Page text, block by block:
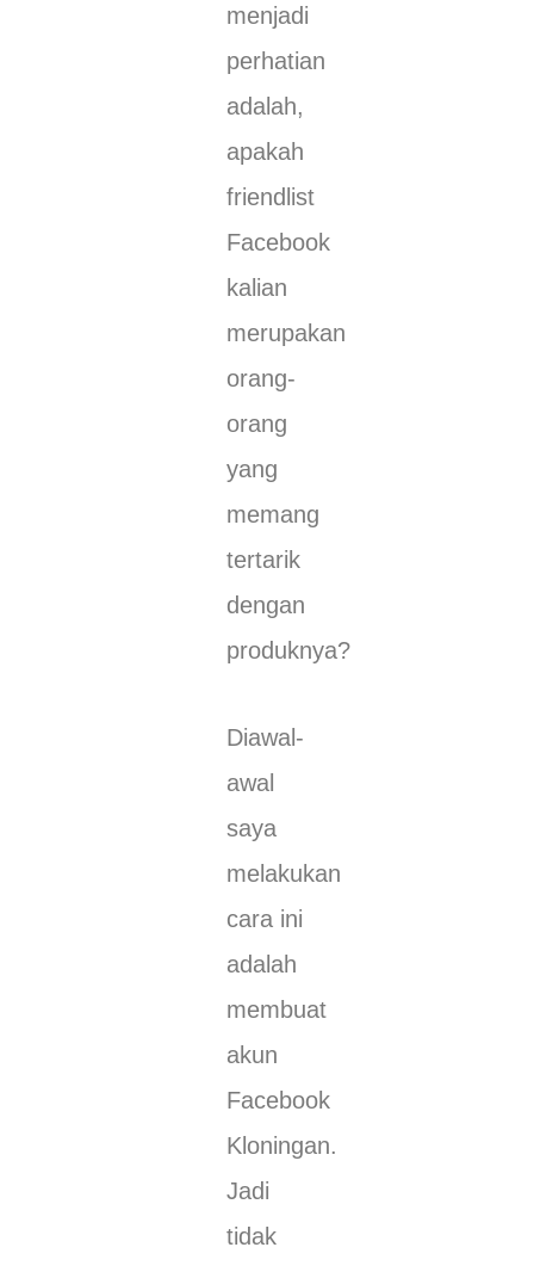
menjadi
perhatian
adalah,
apakah
friendlist
Facebook
kalian
merupakan
orang-
orang
yang
memang
tertarik
dengan
produknya?
Diawal-
awal
saya
melakukan
cara ini
adalah
membuat
akun
Facebook
Kloningan.
Jadi
tidak